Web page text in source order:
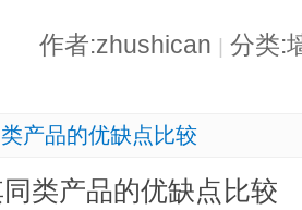
作者:zhushican 分类:
产品的优缺点比较
同类产品的优缺点